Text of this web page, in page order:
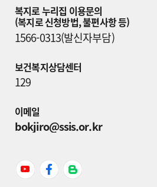
복지로 누리집 이용문의
(복지로 신청방법, 불편사항 등)
1566-0313(발신자부담)
보건복지상담센터
129
이메일
bokjiro@ssis.or.kr